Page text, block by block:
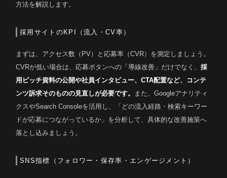
方法を解説します。
採用サイトのKPI（流入・CV率）
まずは、アクセス数（PV）と応募率（CVR）を測定しましょう。
CVRが低い場合は、応募ボタンへの「導線改善」だけでなく、採
用ピッチ資料の公開や社員インタビュー、CTA配置など、コンテ
ンツ訴求そのものの見直しが必要です。
また、Googleアナリティ
クスやSearch Consoleを活用し、「どの流入経路・検索キーワー
ドが応募につながっているか」を分析して、具体的な改善施策へ
落とし込みましょう。
SNS指標（フォロワー・保存率・エンゲージメント）